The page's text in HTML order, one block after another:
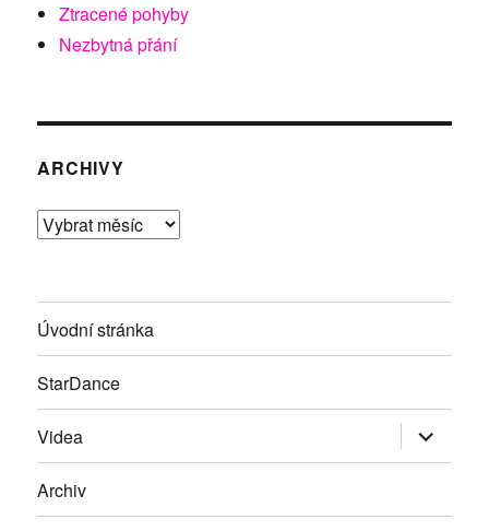
Ztracené pohyby
Nezbytná přání
ARCHIVY
Archivy
Úvodní stránka
StarDance
Videa Zobrazit
položky
Archiv